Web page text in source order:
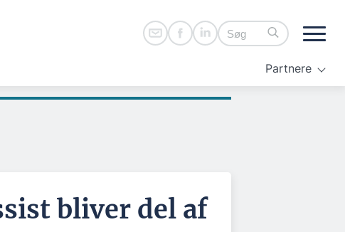
Partnere
bliver del af